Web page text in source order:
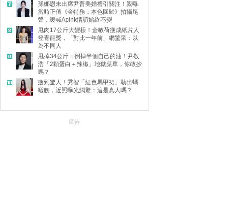
孫娜恩未出席尹普美婚禮引關注！親曝
當時正值《金特務：本色回歸》拍攝尾
聲，暖喊Apink情誼始終不變
甩肉17公斤大變樣！金敏荷瘦成紙片人
登青龍獎，「對比一年前」網驚呆：以
為不同人
甩掉34公斤＝倒掉半個自己的油！尹敬
浩「2顆蛋白＋辣椒」地獄菜單，你敢抄
嗎？
瘦到驚人！秀智「紅色馬甲裙」勒出螞
蟻腰，近照曝光網驚：這是真人嗎？
廣告